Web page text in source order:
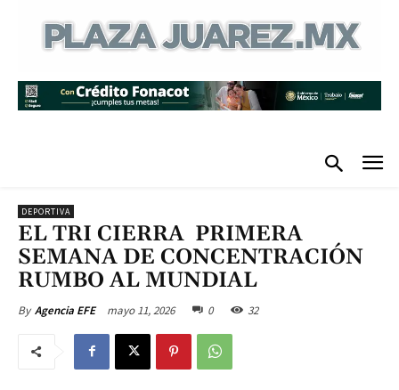
DEPORTIVA
EL TRI CIERRA PRIMERA
SEMANA DE CONCENTRACIÓN
RUMBO AL MUNDIAL
By Agencia EFE mayo 11, 2026 0 32